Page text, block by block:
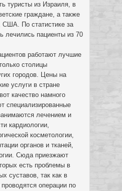
туристы из Израиля, в
граждане, а также
США. По статистике за
лечились пациенты из 70
работают лучшие
столицы
городов. Цены на
услуги в стране
качество намного
специализированные
лечением и
кардиологии,
косметологии,
органов и тканей,
Сюда приезжают
есть проблемы в
суставов, так как в
операции по